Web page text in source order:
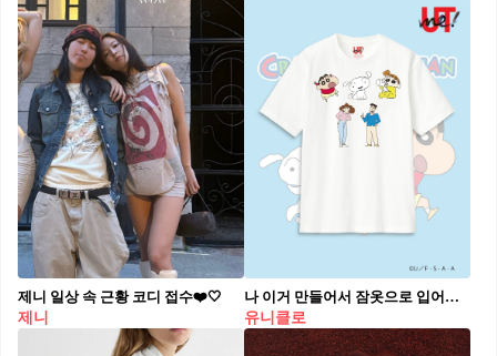
제니 일상 속 근황 코디 접수❤️🤍
제니
나 이거 만들어서 잠옷으로 입어야겠다🖍️🤍
유니클로